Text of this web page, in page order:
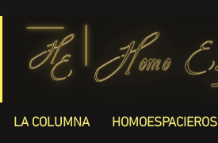
LA COLUMNA HOMOESPACIEROS